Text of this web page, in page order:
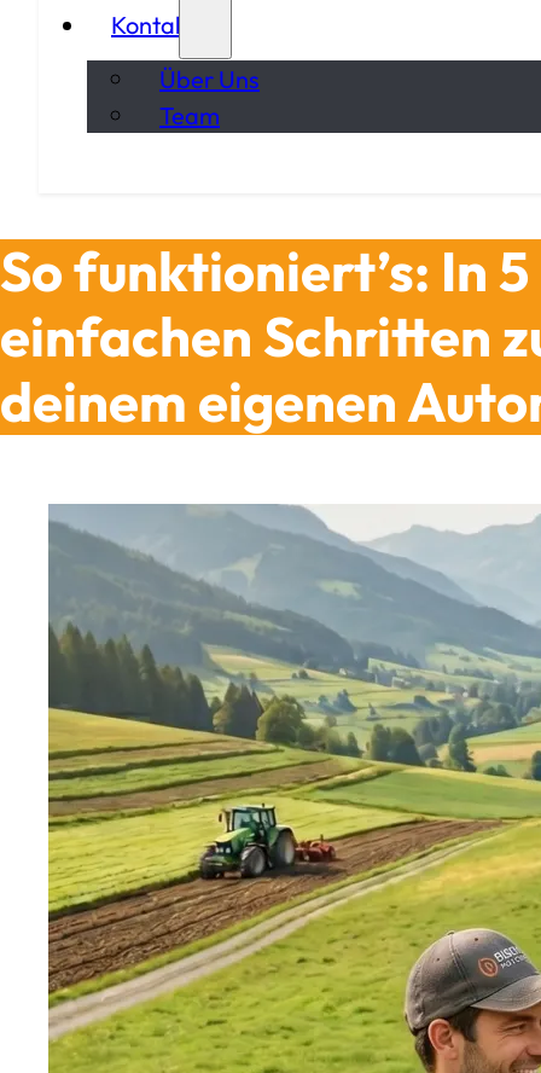
Kontakt
Über Uns
Team
So funktioniert’s: In 5
einfachen Schritten
deinem eigenen